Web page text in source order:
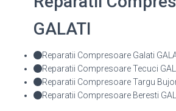
GALATI
Reparatii Compresoare Galati
Reparatii Compresoare Tecuci
Reparatii Compresoare Targu
Reparatii Compresoare Beresti